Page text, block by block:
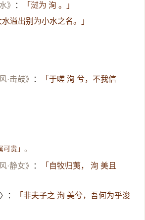
》 ：
「㳡为 洵 。」
水溢出别为小水之名。」
·击鼓》 ：
「于嗟 洵 兮，不我信
可贵」。
·静女》 ：
「自牧归荑， 洵 美且
：
「非夫子之 洵 美兮，吾何为乎浚